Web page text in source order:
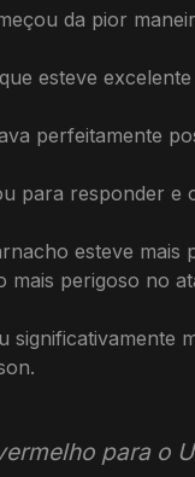
da pior
esteve
perfeitamente
para responder e
esteve mais
mais perigoso no
significativamente
para o